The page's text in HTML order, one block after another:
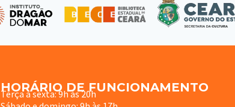
HORÁRIO DE FUNCIONAMENTO
Terça à sexta: 9h às 20h